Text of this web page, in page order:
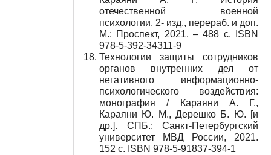
отечественной военной
психологии. 2- изд., перераб. и доп.
М.: Проспект, 2021. – 488 с. ISBN
978-5-392-34311-9
Технологии защиты сотрудников
органов внутренних дел от
негативного информационно-
психологического воздействия:
монография / Караяни А. Г.,
Караяни Ю. М., Дерешко Б. Ю. [и
др.]. СПБ.: Санкт-Петербургский
университет МВД России, 2021.
152 с. ISBN 978-5-91837-394-1